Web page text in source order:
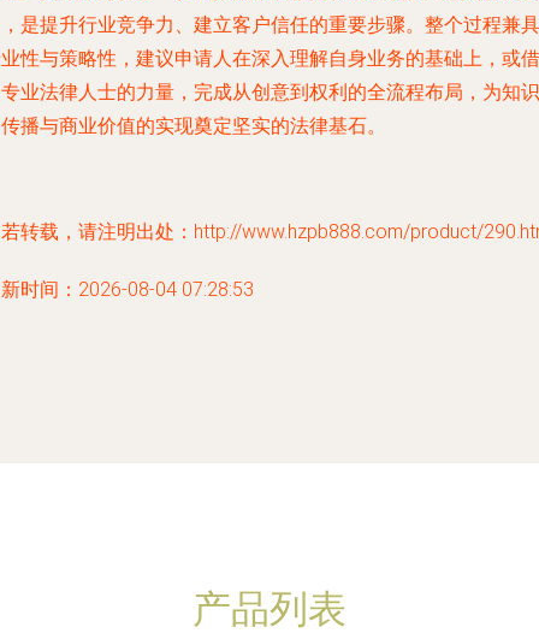
是提升行业竞争力、建立客户信任的重要步骤。整个过程兼具
性与策略性，建议申请人在深入理解自身业务的基础上，或借
业法律人士的力量，完成从创意到权利的全流程布局，为知识
播与商业价值的实现奠定坚实的法律基石。
转载，请注明出处：http://www.hzpb888.com/product/
时间：2026-08-04 07:28:53
产品列表